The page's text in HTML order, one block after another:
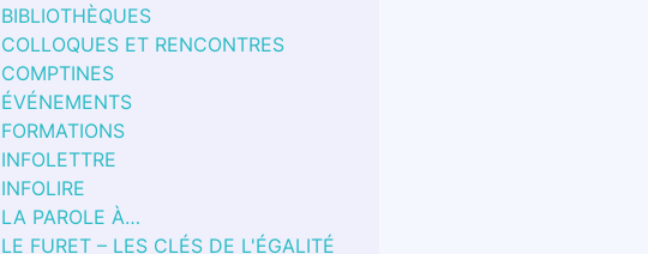
BIBLIOTHÈQUES
COLLOQUES ET RENCONTRES
COMPTINES
ÉVÉNEMENTS
FORMATIONS
INFOLETTRE
INFOLIRE
LA PAROLE À…
LE FURET – LES CLÉS DE L'ÉGALITÉ